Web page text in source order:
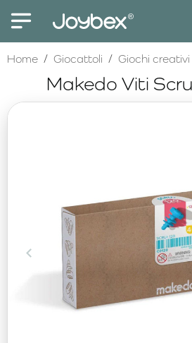
Makedo Viti
HomehomeGiocattoli Giochi creativi